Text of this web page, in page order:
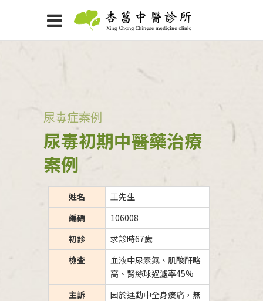
尿毒症案例
尿毒初期中醫藥治療
案例
姓名
王先生
編碼
106008
初診
求診時67歲
檢查
血液中尿素氮、肌酸酐略
高、腎絲球過濾率45%
主訴
因於運動中全身痠痛，無